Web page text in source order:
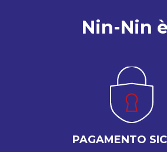
Nin-Nin è
PAGAMENTO